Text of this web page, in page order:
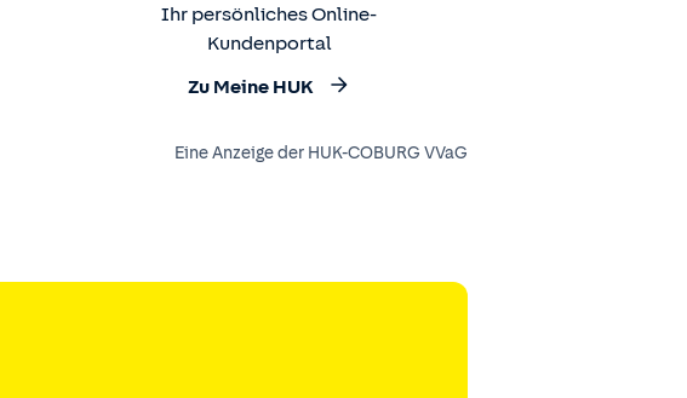
Ihr persönliches Online-
Kundenportal
Zu Meine HUK
Eine Anzeige der HUK-COBURG VVaG